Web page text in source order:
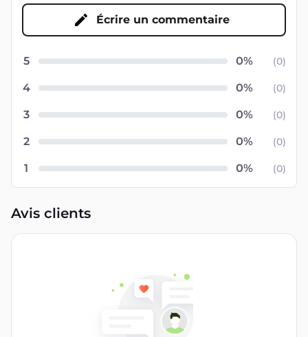
Écrire un commentaire
5 (0)
4 (0)
3 (0)
2 (0)
1 (0)
Avis clients